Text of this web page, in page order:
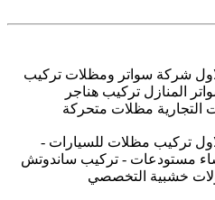
شركة سواتر ومظلات تركيب
المنازل تركيب هناجر
مظلات متحركة
تركيب مظلات للسيارات -
مستودعات - تركيب ساندوتش
خشبية التخصصي